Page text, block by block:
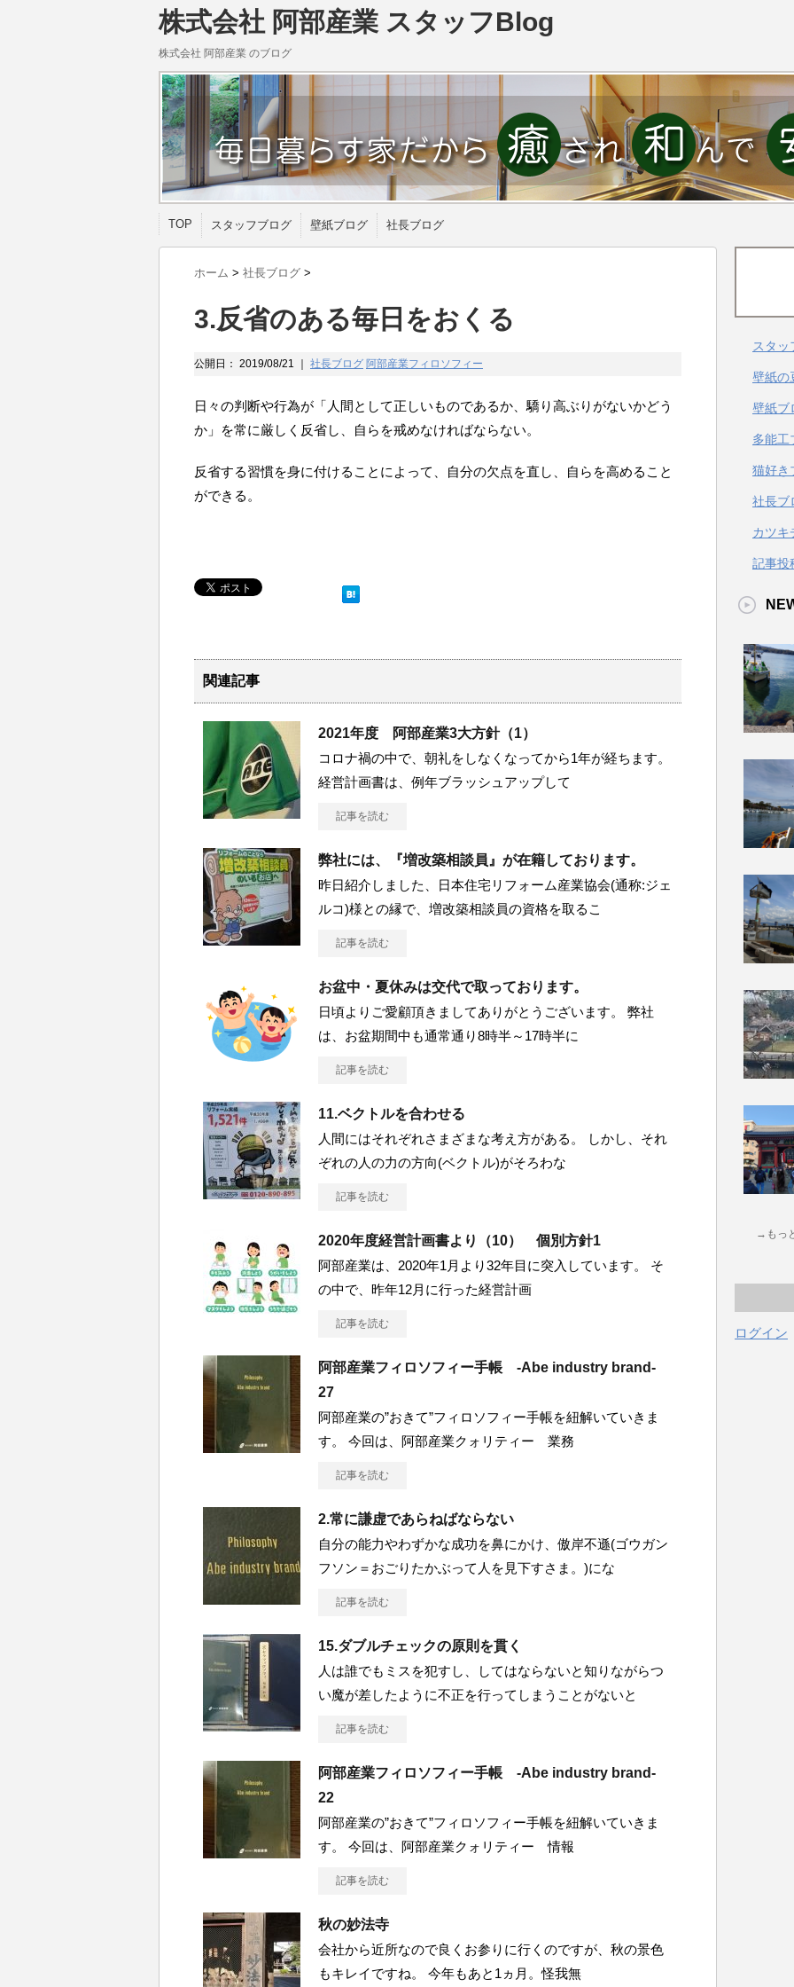
株式会社 阿部産業 スタッフBlog
株式会社 阿部産業 のブログ
TOP スタッフブログ 壁紙ブログ 社長ブログ
ホーム > 社長ブログ >
3.反省のある毎日をおくる
公開日： 2019/08/21 社長ブログ 阿部産業フィロソフィー
日々の判断や行為が「人間として正しいものであるか、驕り高ぶりがないかどう
か」を常に厳しく反省し、自らを戒めなければならない。
反省する習慣を身に付けることによって、自分の欠点を直し、自らを高めること
ができる。
関連記事
2021年度 阿部産業3大方針（1）
コロナ禍の中で、朝礼をしなくなってから1年が経ちます。
経営計画書は、例年ブラッシュアップして
記事を読む
弊社には、『増改築相談員』が在籍しております。
昨日紹介しました、日本住宅リフォーム産業協会(通称:ジェ
ルコ)様との縁で、増改築相談員の資格を取るこ
記事を読む
お盆中・夏休みは交代で取っております。
日頃よりご愛顧頂きましてありがとうございます。 弊社
は、お盆期間中も通常通り8時半～17時半に
記事を読む
11.ベクトルを合わせる
人間にはそれぞれさまざまな考え方がある。 しかし、それ
ぞれの人の力の方向(ベクトル)がそろわな
記事を読む
2020年度経営計画書より（10） 個別方針1
阿部産業は、2020年1月より32年目に突入しています。 そ
の中で、昨年12月に行った経営計画
記事を読む
阿部産業フィロソフィー手帳 -Abe industry brand-
27
阿部産業の”おきて”フィロソフィー手帳を紐解いていきま
す。 今回は、阿部産業クォリティー 業務
記事を読む
2.常に謙虚であらねばならない
自分の能力やわずかな成功を鼻にかけ、傲岸不遜(ゴウガン
フソン＝おごりたかぶって人を見下すさま。)にな
記事を読む
15.ダブルチェックの原則を貫く
人は誰でもミスを犯すし、してはならないと知りながらつ
い魔が差したように不正を行ってしまうことがないと
記事を読む
阿部産業フィロソフィー手帳 -Abe industry brand-
22
阿部産業の”おきて”フィロソフィー手帳を紐解いていきま
す。 今回は、阿部産業クォリティー 情報
記事を読む
秋の妙法寺
会社から近所なので良くお参りに行くのですが、秋の景色
もキレイですね。 今年もあと1ヵ月。怪我無
スタッ
壁紙の
壁紙ブ
多能工
猫好き
社長ブ
カツキ
記事投
→もっ
ログイン